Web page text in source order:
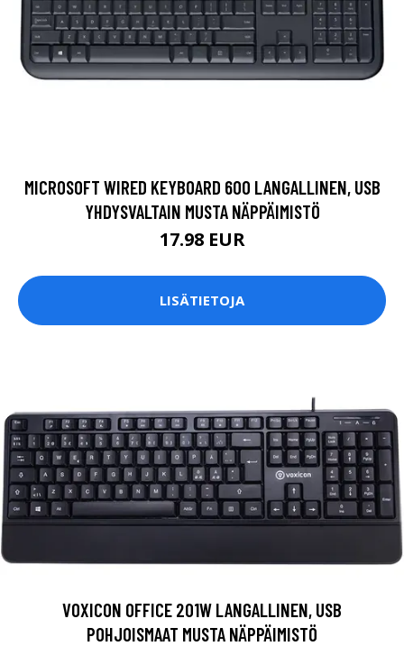
MICROSOFT WIRED KEYBOARD 600 LANGALLINEN, USB
YHDYSVALTAIN MUSTA NÄPPÄIMISTÖ
17.98 EUR
LISÄTIETOJA
VOXICON OFFICE 201W LANGALLINEN, USB
POHJOISMAAT MUSTA NÄPPÄIMISTÖ